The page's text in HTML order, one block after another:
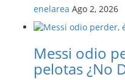
enelarea Ago 2, 2026
Messi odio
pelotas ¿No